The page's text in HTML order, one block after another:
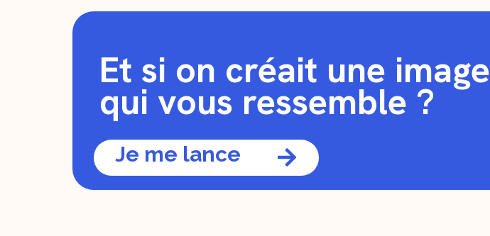
Et si on créait une image
qui vous ressemble ?
Je me lance